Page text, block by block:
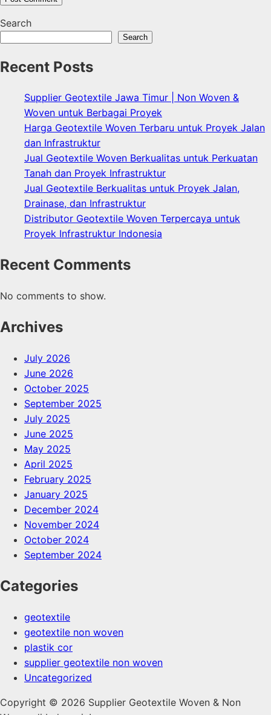
Search
Search
Recent Posts
Supplier Geotextile Jawa Timur | Non Woven &
Woven untuk Berbagai Proyek
Harga Geotextile Woven Terbaru untuk Proyek Jalan
dan Infrastruktur
Jual Geotextile Woven Berkualitas untuk Perkuatan
Tanah dan Proyek Infrastruktur
Jual Geotextile Berkualitas untuk Proyek Jalan,
Drainase, dan Infrastruktur
Distributor Geotextile Woven Terpercaya untuk
Proyek Infrastruktur Indonesia
Recent Comments
No comments to show.
Archives
July 2026
June 2026
October 2025
September 2025
July 2025
June 2025
May 2025
April 2025
February 2025
January 2025
December 2024
November 2024
October 2024
September 2024
Categories
geotextile
geotextile non woven
plastik cor
supplier geotextile non woven
Uncategorized
Copyright © 2026 Supplier Geotextile Woven & Non